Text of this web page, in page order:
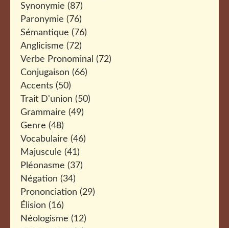
Synonymie (87)
Paronymie (76)
Sémantique (76)
Anglicisme (72)
Verbe Pronominal (72)
Conjugaison (66)
Accents (50)
Trait D'union (50)
Grammaire (49)
Genre (48)
Vocabulaire (46)
Majuscule (41)
Pléonasme (37)
Négation (34)
Prononciation (29)
Élision (16)
Néologisme (12)